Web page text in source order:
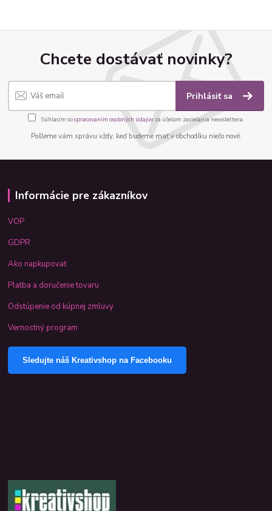
Chcete dostávať novinky?
Prihlásiť sa
Súhlasím sospracovaním osobných údajov za účelom zasielania newslettera.
Pošleme vám správu vždy, keď budeme mať v obchodíku niečo nové.
Informácie pre zákazníkov
VOP
GDPR
Ako napkupovať
Platba a doručenie tovaru
Odstúpenie od kúpnej zmluvy
Vernostný program
Sledujte náš Kreativshop na Facebooku